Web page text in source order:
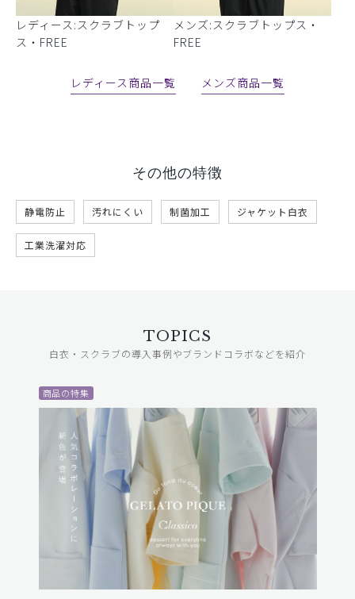
レディース:スクラブトップ
ス・FREE
メンズ:スクラブトップス・
FREE
レディース商品一覧 メンズ商品一覧
その他の特徴
静電防止 汚れにくい 制菌加工 ジャケット白衣
工業洗濯対応
TOPICS
白衣・スクラブの導入事例やブランドコラボなどを紹介
商品の特集